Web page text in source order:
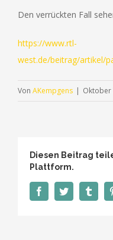
Den verrückten Fall
https://www.rtl-
west.de/beitrag/artikel/
Von AKempgens | Oktober
Diesen Beitrag
Plattform.
FacebookTwitter